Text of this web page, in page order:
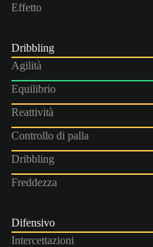
Effetto
Dribbling
Agilità
Equilibrio
Reattività
Controllo di palla
Dribbling
Freddezza
Difensivo
Intercettazioni